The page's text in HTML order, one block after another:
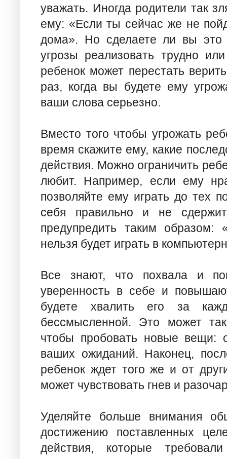
уважать. Иногда родители так
ему: «Если ты сейчас же не
дома». Но сделаете ли вы
угрозы реализовать трудно
ребенок может перестать
раз, когда вы будете ему
ваши слова серьезно.
Вместо того чтобы угрожать
время скажите ему, какие
действия. Можно ограничить
любит. Например, если ему
позволяйте ему играть до тех
себя правильно и не
предупредить таким
нельзя будет играть в
Все знают, что похвала и
уверенность в себе и
будете хвалить его за
бессмысленной. Это может
чтобы пробовать новые вещи:
ваших ожиданий. Наконец,
ребенок ждет того же и от
может чувствовать гнев и
Уделяйте больше внимания
достижению поставленных
действия, которые